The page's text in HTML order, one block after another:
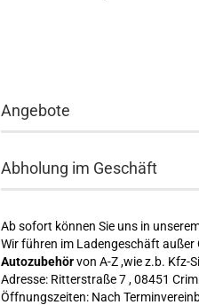
Angebote
Abholung im Geschäft
Ab sofort können Sie uns in
Wir führen im Ladengeschäft außer
Autozubehörvon A-Z ,wie z.b. Kfz-
Adresse: Ritterstraße 7 , 08451
Öffnungszeiten: Nach